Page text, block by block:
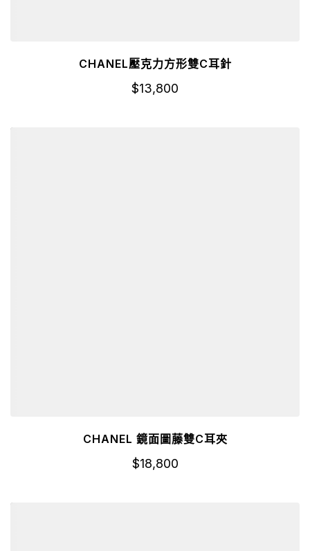
CHANEL壓克力方形雙C耳針
$13,800
CHANEL 鏡面圖藤雙C耳夾
$18,800